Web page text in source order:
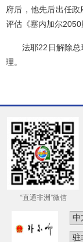
府后，他先后出任
评估《塞内加尔2050
法耶22日解除
理。
“直通非洲”微信